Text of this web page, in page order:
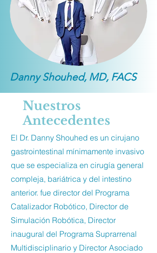
Danny Shouhed, MD, FACS
Nuestros
Antecedentes
El Dr. Danny Shouhed es un cirujano
gastrointestinal mínimamente invasivo
que se especializa en cirugía general
compleja, bariátrica y del intestino
anterior. fue director del Programa
Catalizador Robótico, Director de
Simulación Robótica, Director
inaugural del Programa Suprarrenal
Multidisciplinario y Director Asociado